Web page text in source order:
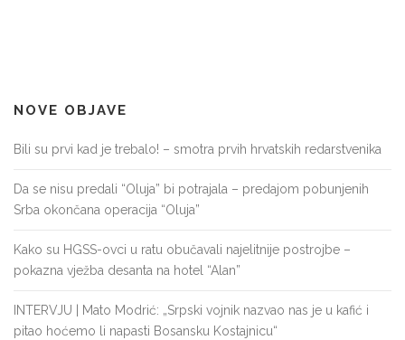
NOVE OBJAVE
Bili su prvi kad je trebalo! – smotra prvih hrvatskih redarstvenika
Da se nisu predali “Oluja” bi potrajala – predajom pobunjenih
Srba okončana operacija “Oluja”
Kako su HGSS-ovci u ratu obučavali najelitnije postrojbe –
pokazna vježba desanta na hotel “Alan”
INTERVJU | Mato Modrić: „Srpski vojnik nazvao nas je u kafić i
pitao hoćemo li napasti Bosansku Kostajnicu“